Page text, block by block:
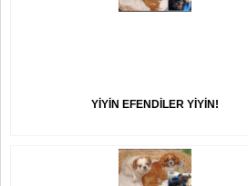
YİYİN EFENDİLER YİYİN!